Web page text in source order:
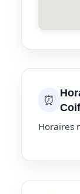
⏰
Horaires